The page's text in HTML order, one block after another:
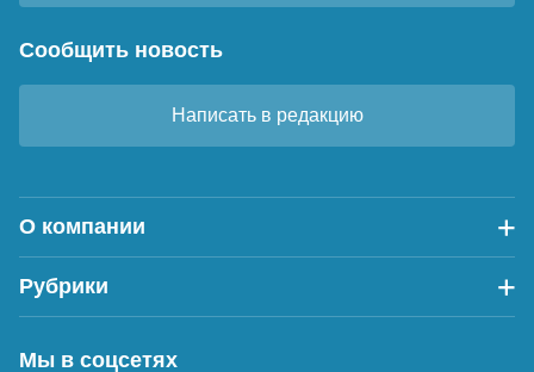
Сообщить новость
Написать в редакцию
О компании
Рубрики
Мы в соцсетях